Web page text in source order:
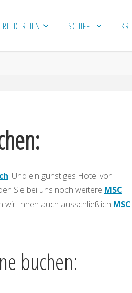
REEDEREIEN SCHIFFE
! Und ein günstiges Hotel vor
Sie bei uns noch weitere MSC
wir Ihnen auch ausschließlich MSC
buchen: